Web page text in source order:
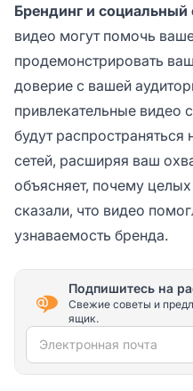
Брендинг и социальный
видео могут помочь
продемонстрировать
доверие с вашей
привлекательные видео
будут
сетей, расширяя ваш
объясняет, почему
сказали, что видео
узнаваемость бренда.
Подпишитесь на
Свежие советы и
ящик.
Электронная почта